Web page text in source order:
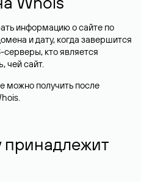
информацию о сайте по
и дату, когда завершится
серверы, кто является
чей сайт.
можно получить после
принадлежит